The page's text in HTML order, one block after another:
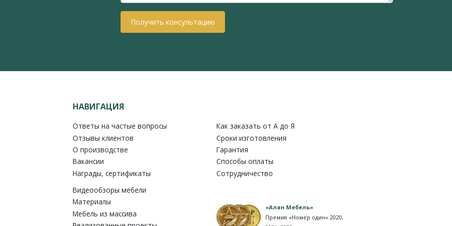
Получить консультацию
НАВИГАЦИЯ
Ответы на частые вопросы
Отзывы клиентов
О производстве
Вакансии
Награды, сертификаты
Видеообзоры мебели
Материалы
Мебель из массива
Как заказать от A до Я
Сроки изготовления
Гарантия
Способы оплаты
Сотрудничество
«Алан Мебель»
Премия «Номер один» 2020,